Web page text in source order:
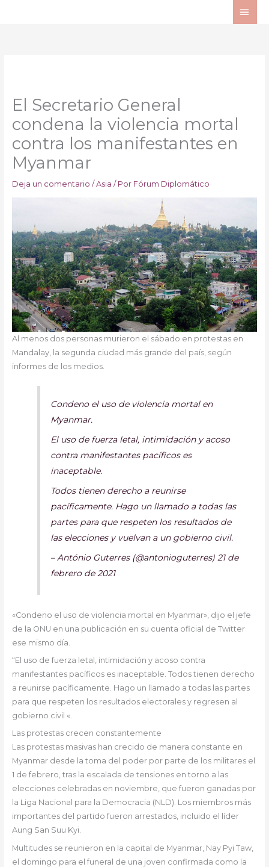
El Secretario General
condena la violencia mortal
contra los manifestantes en
Myanmar
Deja un comentario / Asia / Por Fórum Diplomático
Al menos dos personas murieron el sábado en protestas en
Mandalay, la segunda ciudad más grande del país, según
informes de los medios.
Condeno el uso de violencia mortal en
Myanmar.
El uso de fuerza letal, intimidación y acoso
contra manifestantes pacíficos es
inaceptable.
Todos tienen derecho a reunirse
pacíficamente. Hago un llamado a todas las
partes para que respeten los resultados de
las elecciones y vuelvan a un gobierno civil.
– António Guterres (@antonioguterres) 21 de
febrero de 2021
«Condeno el uso de violencia mortal en Myanmar», dijo el jefe
de la ONU en una publicación en su cuenta oficial de Twitter
ese mismo día.
“El uso de fuerza letal, intimidación y acoso contra
manifestantes pacíficos es inaceptable. Todos tienen derecho
a reunirse pacíficamente. Hago un llamado a todas las partes
para que respeten los resultados electorales y regresen al
gobierno civil «.
Las protestas crecen constantemente
Las protestas masivas han crecido de manera constante en
Myanmar desde la toma del poder por parte de los militares el
1 de febrero, tras la escalada de tensiones en torno a las
elecciones celebradas en noviembre, que fueron ganadas por
la Liga Nacional para la Democracia (NLD). Los miembros más
importantes del partido fueron arrestados, incluido el líder
Aung San Suu Kyi.
Multitudes se reunieron en la capital de Myanmar, Nay Pyi Taw,
el domingo para el funeral de una joven confirmada como la